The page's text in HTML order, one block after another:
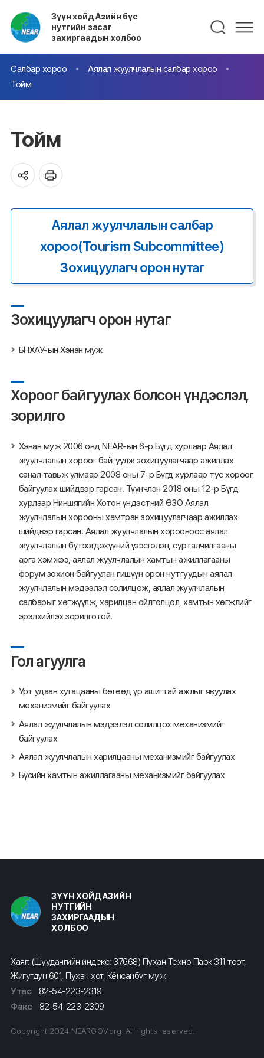
Зүүн хойд Азийн бүс
нутгийн засаг
захиргаадын холбоо
Салбар хороо
Аялал жуулчлалын салбар хороо
Тойм
Тойм
Аялал жуулчлалын салбар
хороо(Tourism Subcommittee)
Зохицуулагч орон нутаг
Зохицуулагч орон нутаг
БНХАУ-ын Хэнан муж
Хороог байгуулах болсон үндэслэл,
зорилго
Хэнан муж 2006 онд NEAR-ын 6-р Бүгд хурлаар Аялал
жуулчлалын хороог байгуулж зохицуулагчаар ажиллах
санал тавьж улмаар 2008 оны 7-р Бүгд хурлаар тус хороог
байгуулах шийдвэр гарсан. Түүнчлэн 2018 оны 12-р Бүгд
хурлаар Ниншягийн Хотон үндэстний ӨЗО Аялал
жуулчлалын хорооны хамтран зохицуулагчаар ажиллах
шийдвэр гарсан. Аялал жуулчлалын хорооноос аялал
жуулчлалын бүтээгдэхүүний үзэсгэлэн, сурталчилгааны
арга хэмжээ, аялал жуулчлалын хамтын ажиллагааны
форум зохион байгуулан гишүүн орон нутгуудын аялал
жуулчлалын мэдээлэл солилцож, аялал жуулчлалын
салбарыг хөгжүүлж, харилцан ойлголцол, хамтын хөгжлийг
эрэлхийлэх зорилготой.
Гол агуулга
Урт удаан хугацааны бөгөөд үр ашигтай ажлыг явуулах
механизмийг байгуулах
Аялал жуулчлалын мэдээлэл солилцох механизмийг
байгуулах
Аялал жуулчлалын харилцааны механизмийг байгуулах
Бүсийн хамтын ажиллагааны механизмийг байгуулах
ЗҮҮН ХОЙД АЗИЙН
НУТГИЙН
ЗАХИРГААДЫН
ХОЛБОО
Хаяг: (Шуудангийн индекс: 37668) Пухан Техно Парк 311 тоот,
Жигугдун 601, Пухан хот, Кёнсанбүг муж
Утас
82-54-223-2319
Факс
82-54-223-2309
Copyright 2024 NEARGOV.org. All rights reserved.